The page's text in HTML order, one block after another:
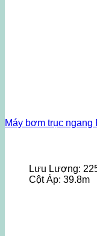
Máy bơm trục
Lưu Lượng:
Cột Áp: 39.8m